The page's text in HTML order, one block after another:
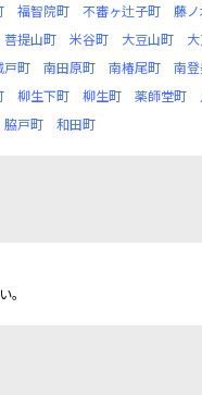
福智院町 不審ヶ辻子町 藤
菩提山町 米谷町 大豆山町
戸町 南田原町 南椿尾町 南
柳生下町 柳生町 薬師堂町
脇戸町 和田町
。